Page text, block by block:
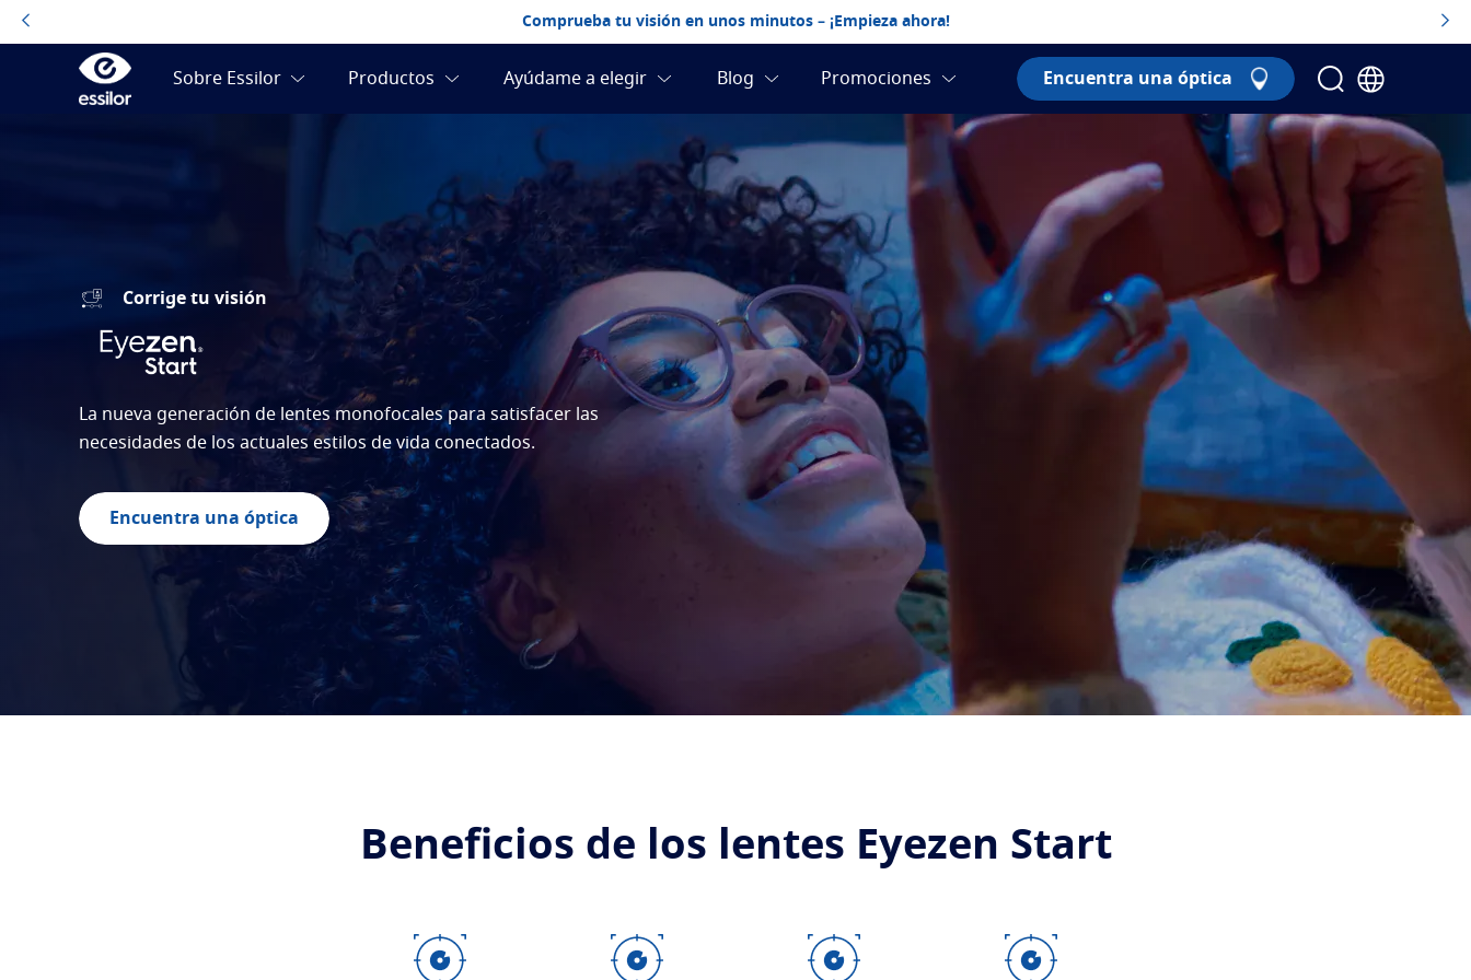
Comprueba tu visión en unos minutos – ¡Empieza ahora!
Encuentra una óptica
Corrige tu visión
La nueva generación de lentes monofocales para satisfacer las
necesidades de los actuales estilos de vida conectados.
Encuentra una óptica
Beneficios de los lentes Eyezen Start